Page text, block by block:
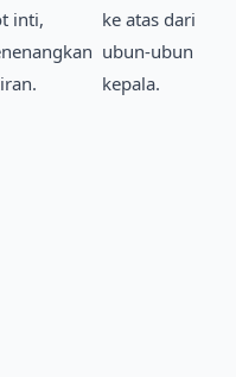
inti,
ke atas dari
ubun-ubun
kepala.